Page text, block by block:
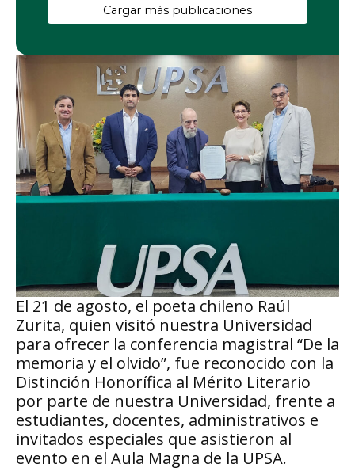
El 21 de agosto, el poeta chileno Raúl
Zurita, quien visitó nuestra Universidad
para ofrecer la conferencia magistral “De la
memoria y el olvido”, fue reconocido con la
Distinción Honorífica al Mérito Literario
por parte de nuestra Universidad, frente a
estudiantes, docentes, administrativos e
invitados especiales que asistieron al
evento en el Aula Magna de la UPSA.
Cargar más publicaciones